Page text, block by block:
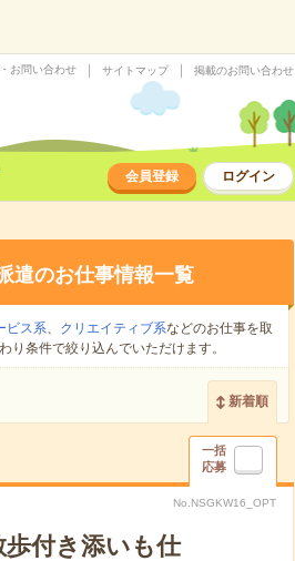
お問い合わせ サイトマップ 掲載のお問い合わせ
会員登録 ログイン
遣のお仕事情報一覧
ビス系、 クリエイティブ系などのお仕事を取
り条件で絞り込んでいただけます。
新着順
一括
応募
No.NSGKW16_OPT
歩付き添いも仕